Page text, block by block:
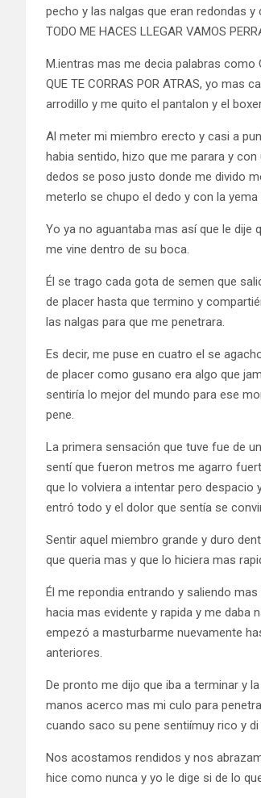
pecho y las nalgas que eran redondas y
TODO ME HACES LLEGAR VAMOS
M.ientras mas me decia palabras como
QUE TE CORRAS POR ATRAS, yo
arrodillo y me quito el pantalon y el
Al meter mi miembro erecto y casi a
habia sentido, hizo que me parara y
dedos se poso justo donde me divido
meterlo se chupo el dedo y con la
Yo ya no aguantaba mas así que le dije
me vine dentro de su boca.
Él se trago cada gota de semen que
de placer hasta que termino y
las nalgas para que me penetrara.
Es decir, me puse en cuatro el se
de placer como gusano era algo que
sentiría lo mejor del mundo para ese
pene.
La primera sensación que tuve fue de
sentí que fueron metros me agarro fuerte
que lo volviera a intentar pero
entró todo y el dolor que sentía se
Sentir aquel miembro grande y duro
que queria mas y que lo hiciera mas
Él me repondia entrando y saliendo
hacia mas evidente y rapida y me daba
empezó a masturbarme nuevamente
anteriores.
De pronto me dijo que iba a terminar y
manos acerco mas mi culo para
cuando saco su pene sentiímuy rico y
Nos acostamos rendidos y nos
hice como nunca y yo le dige si de lo